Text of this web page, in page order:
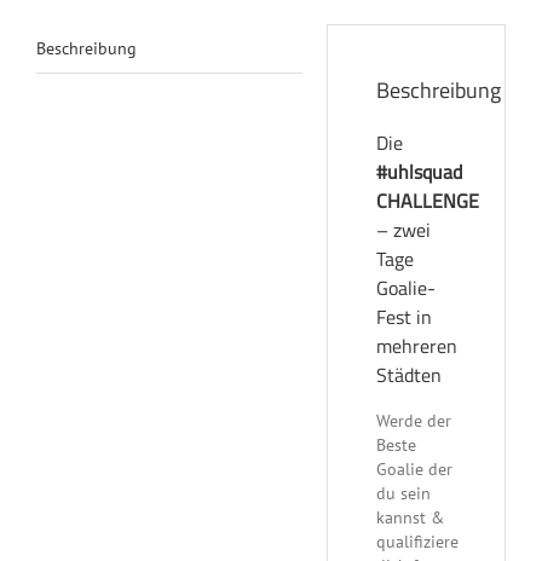
Beschreibung
Beschreibung
Die
#uhlsquad
CHALLENGE
– zwei
Tage
Goalie-
Fest in
mehreren
Städten
Werde der
Beste
Goalie der
du sein
kannst &
qualifiziere